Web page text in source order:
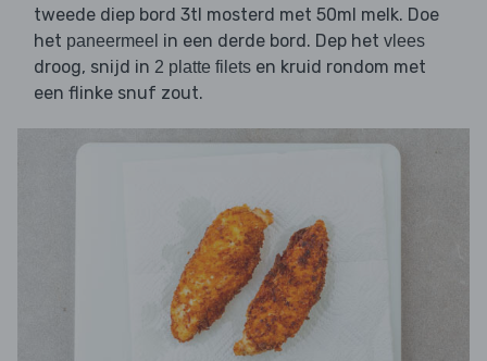
tweede diep bord 3tl mosterd met 50ml melk. Doe
het paneermeel in een derde bord. Dep het vlees
droog, snijd in 2 platte filets en kruid rondom met
een flinke snuf zout.